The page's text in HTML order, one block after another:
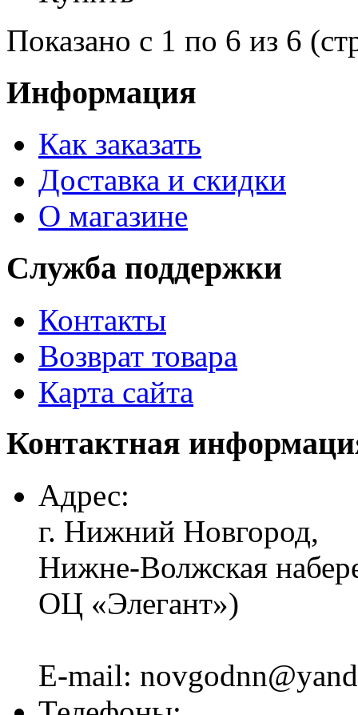
Показано с 1 по 6 из 6
Информация
Как заказать
Доставка и скидки
О магазине
Служба поддержки
Контакты
Возврат товара
Карта сайта
Контактная
Адрес:
г. Нижний Новгород,
Нижне-Волжская
ОЦ «Элегант»)
E-mail: